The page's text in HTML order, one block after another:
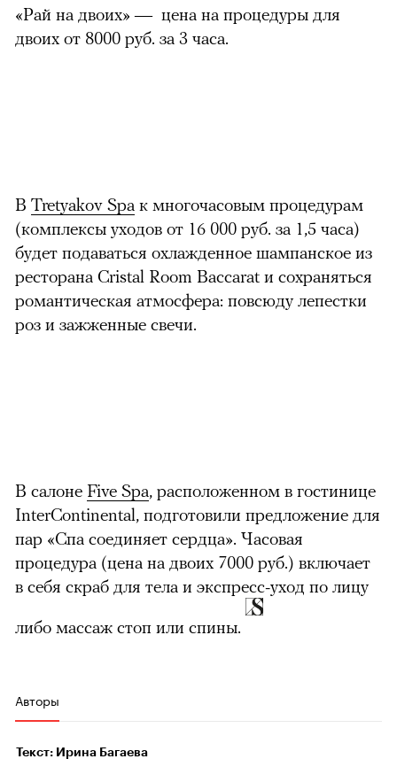
«Рай на двоих» — цена на процедуры для
двоих от 8000 руб. за 3 часа.
В Tretyakov Spa к многочасовым процедурам
(комплексы уходов от 16 000 руб. за 1,5 часа)
будет подаваться охлажденное шампанское из
ресторана Cristal Room Baccarat и сохраняться
романтическая атмосфера: повсюду лепестки
роз и зажженные свечи.
В салоне Five Spa, расположенном в гостинице
InterContinental, подготовили предложение для
пар «Спа соединяет сердца». Часовая
процедура (цена на двоих 7000 руб.) включает
в себя скраб для тела и экспресс-уход по лицу
либо массаж стоп или спины.
Авторы
Текст: Ирина Багаева